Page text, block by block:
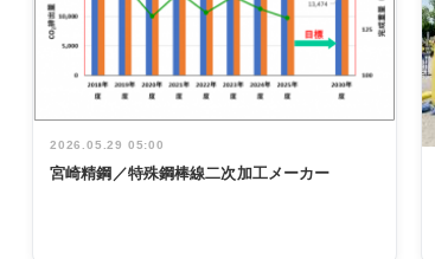
2026.05.29 05:00
宮崎精鋼／特殊鋼棒線二次加工メーカー